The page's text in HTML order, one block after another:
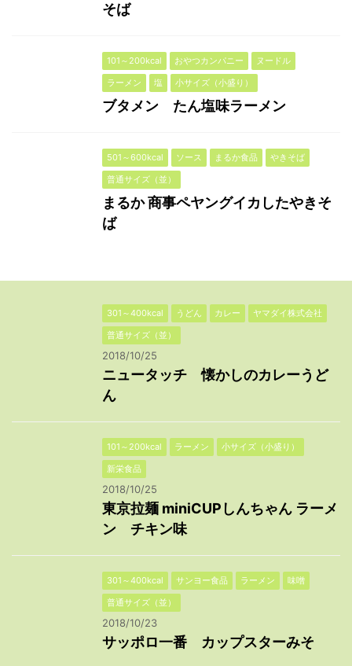
そば
101～200kcal おやつカンパニー
ヌードル
ラーメン
塩 小サイズ（小盛り）
ブタメン たん塩味ラーメン
501～600kcal ソース まるか食品
やきそば
普通サイズ（並）
まるか 商事ペヤングイカしたやきそ
ば
301～400kcal うどん カレー
ヤマダイ株式会社
普通サイズ（並）
2018/10/25
ニュータッチ 懐かしのカレーうど
ん
101～200kcal ラーメン
小サイズ（小盛り）
新栄食品
2018/10/25
東京拉麺 miniCUPしんちゃん ラーメ
ン チキン味
301～400kcal サンヨー食品 ラーメン
味噌
普通サイズ（並）
2018/10/23
サッポロ一番 カップスターみそ